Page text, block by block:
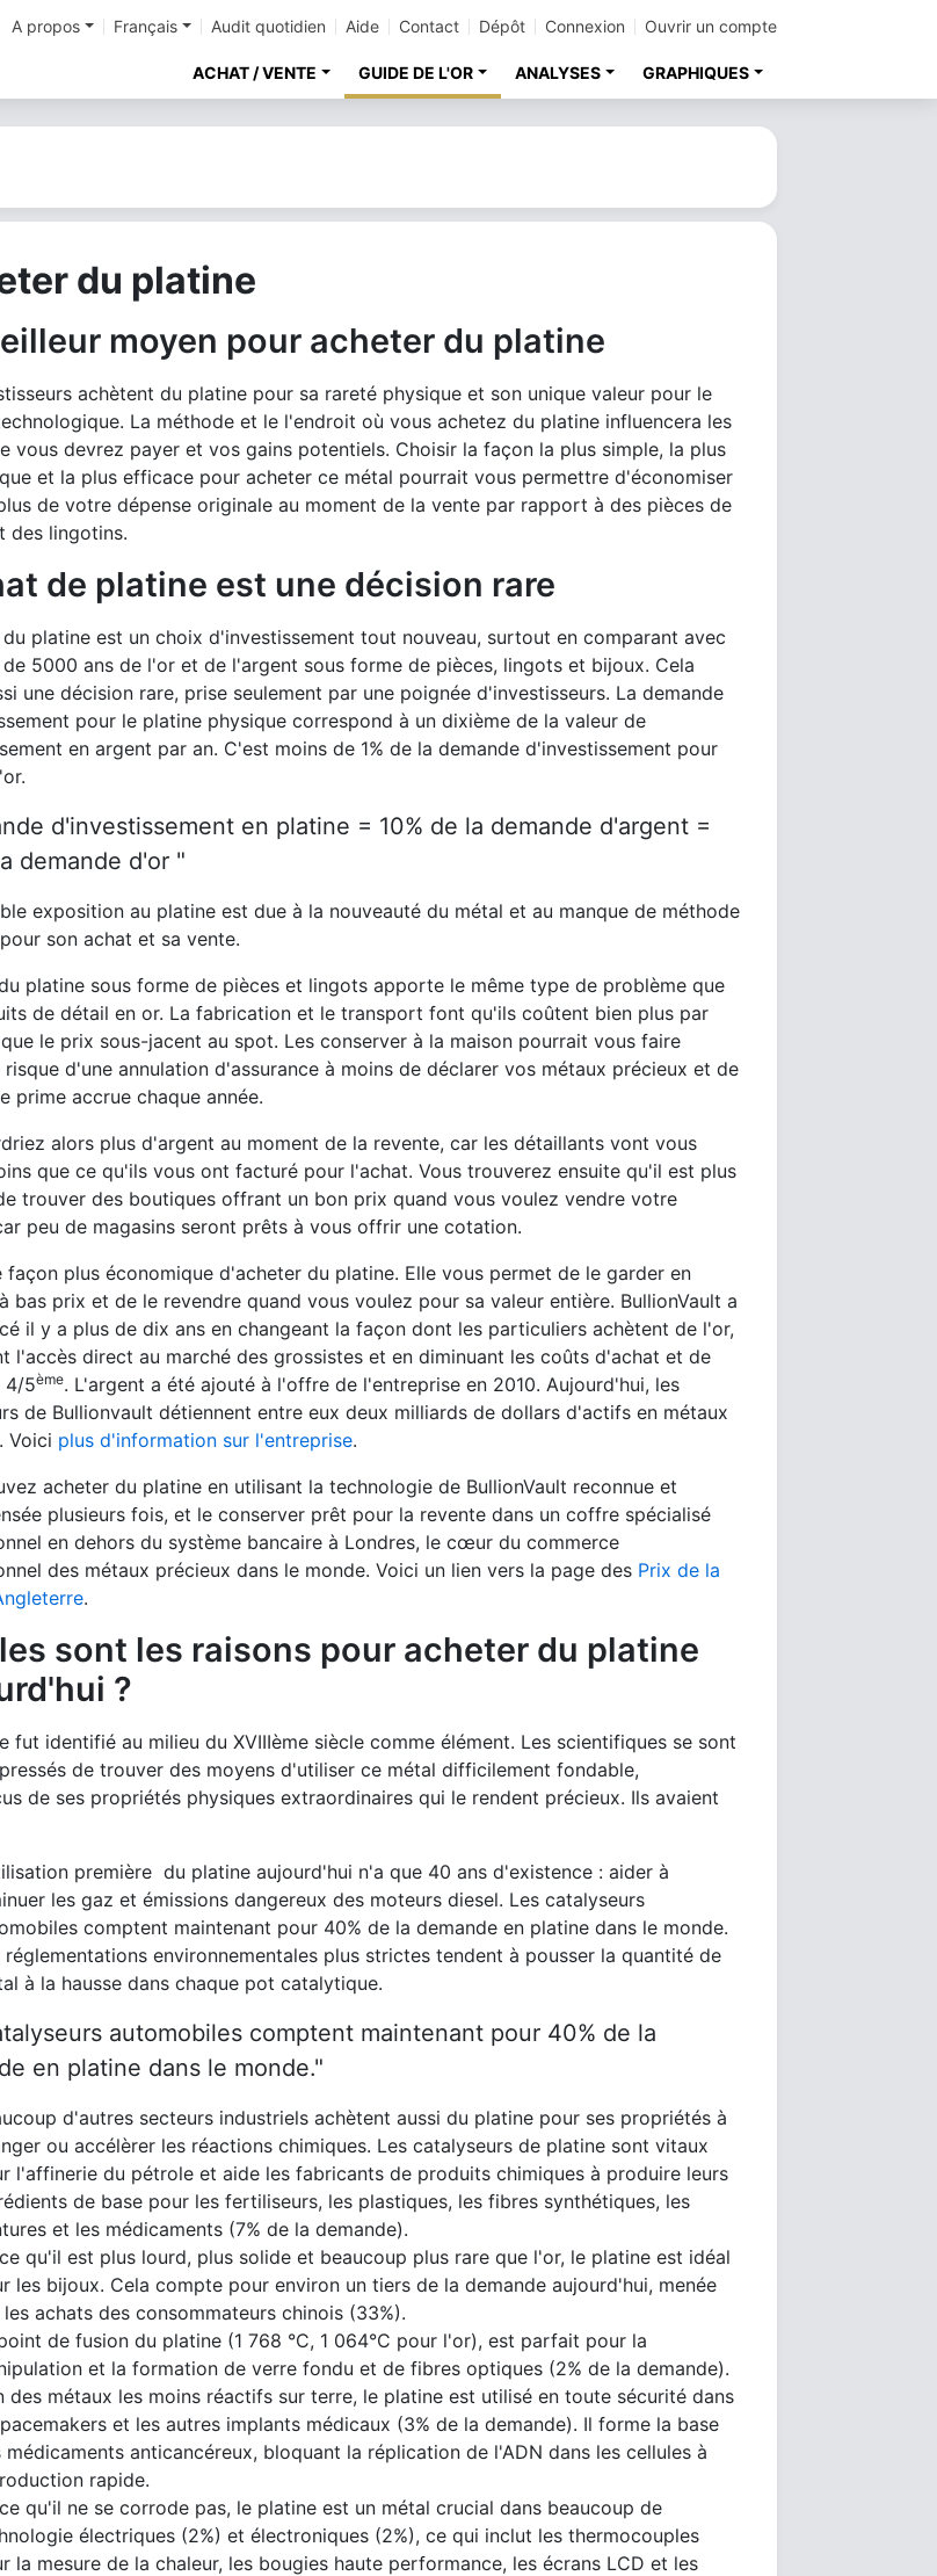
A propos Français Audit quotidien Aide Contact Dépôt Connexion Ouvrir un compte
ACHAT / VENTE GUIDE DE L'OR ANALYSES GRAPHIQUES
du platine
moyen pour acheter du platine
achètent du platine pour sa rareté physique et son unique valeur pour le
La méthode et le l'endroit où vous achetez du platine influencera les
vous devrez payer et vos gains potentiels. Choisir la façon la plus simple, la plus
et la plus efficace pour acheter ce métal pourrait vous permettre d'économiser
de votre dépense originale au moment de la vente par rapport à des pièces de
des lingotins.
de platine est une décision rare
platine est un choix d'investissement tout nouveau, surtout en comparant avec
5000 ans de l'or et de l'argent sous forme de pièces, lingots et bijoux. Cela
une décision rare, prise seulement par une poignée d'investisseurs. La demande
pour le platine physique correspond à un dixième de la valeur de
en argent par an. C'est moins de 1% de la demande d'investissement pour
d'investissement en platine = 10% de la demande d'argent =
demande d'or "
exposition au platine est due à la nouveauté du métal et au manque de méthode
son achat et sa vente.
platine sous forme de pièces et lingots apporte le même type de problème que
de détail en or. La fabrication et le transport font qu'ils coûtent bien plus par
le prix sous-jacent au spot. Les conserver à la maison pourrait vous faire
d'une annulation d'assurance à moins de déclarer vos métaux précieux et de
prime accrue chaque année.
alors plus d'argent au moment de la revente, car les détaillants vont vous
que ce qu'ils vous ont facturé pour l'achat. Vous trouverez ensuite qu'il est plus
trouver des boutiques offrant un bon prix quand vous voulez vendre votre
peu de magasins seront prêts à vous offrir une cotation.
façon plus économique d'acheter du platine. Elle vous permet de le garder en
bas prix et de le revendre quand vous voulez pour sa valeur entière. BullionVault a
il y a plus de dix ans en changeant la façon dont les particuliers achètent de l'or,
l'accès direct au marché des grossistes et en diminuant les coûts d'achat et de
4/5ème. L'argent a été ajouté à l'offre de l'entreprise en 2010. Aujourd'hui, les
de Bullionvault détiennent entre eux deux milliards de dollars d'actifs en métaux
Voici plus d'information sur l'entreprise.
acheter du platine en utilisant la technologie de BullionVault reconnue et
plusieurs fois, et le conserver prêt pour la revente dans un coffre spécialisé
en dehors du système bancaire à Londres, le cœur du commerce
des métaux précieux dans le monde. Voici un lien vers la page des Prix de la
.
sont les raisons pour acheter du platine
?
fut identifié au milieu du XVIIIème siècle comme élément. Les scientifiques se sont
de trouver des moyens d'utiliser ce métal difficilement fondable,
de ses propriétés physiques extraordinaires qui le rendent précieux. Ils avaient
première du platine aujourd'hui n'a que 40 ans d'existence : aider à
les gaz et émissions dangereux des moteurs diesel. Les catalyseurs
comptent maintenant pour 40% de la demande en platine dans le monde.
réglementations environnementales plus strictes tendent à pousser la quantité de
à la hausse dans chaque pot catalytique.
automobiles comptent maintenant pour 40% de la
en platine dans le monde."
d'autres secteurs industriels achètent aussi du platine pour ses propriétés à
ou accélèrer les réactions chimiques. Les catalyseurs de platine sont vitaux
l'affinerie du pétrole et aide les fabricants de produits chimiques à produire leurs
de base pour les fertiliseurs, les plastiques, les fibres synthétiques, les
et les médicaments (7% de la demande).
qu'il est plus lourd, plus solide et beaucoup plus rare que l'or, le platine est idéal
les bijoux. Cela compte pour environ un tiers de la demande aujourd'hui, menée
les achats des consommateurs chinois (33%).
de fusion du platine (1 768 °C, 1 064°C pour l'or), est parfait pour la
et la formation de verre fondu et de fibres optiques (2% de la demande).
des métaux les moins réactifs sur terre, le platine est utilisé en toute sécurité dans
et les autres implants médicaux (3% de la demande). Il forme la base
médicaments anticancéreux, bloquant la réplication de l'ADN dans les cellules à
rapide.
qu'il ne se corrode pas, le platine est un métal crucial dans beaucoup de
électriques (2%) et électroniques (2%), ce qui inclut les thermocouples
la mesure de la chaleur, les bougies haute performance, les écrans LCD et les